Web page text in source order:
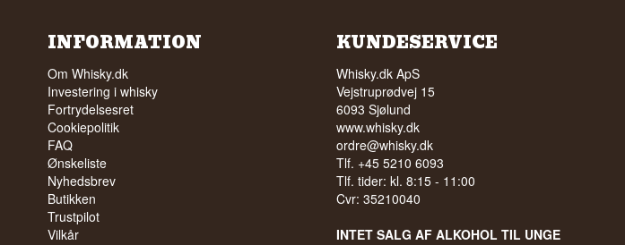
INFORMATION
Om Whisky.dk
Investering i whisky
Fortrydelsesret
Cookiepolitik
FAQ
Ønskeliste
Nyhedsbrev
Butikken
Trustpilot
Vilkår
KUNDESERVICE
Whisky.dk ApS
Vejstruprødvej 15
6093 Sjølund
www.whisky.dk
ordre@whisky.dk
Tlf. +45 5210 6093
Tlf. tider: kl. 8:15 - 11:00
Cvr: 35210040
INTET SALG AF ALKOHOL TIL UNGE